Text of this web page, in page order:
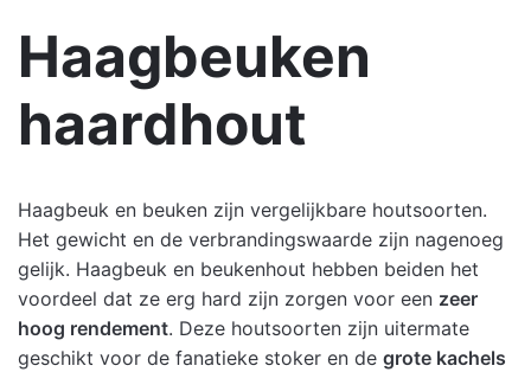
Haagbeuken
haardhout
Haagbeuk en beuken zijn vergelijkbare houtsoorten.
Het gewicht en de verbrandingswaarde zijn nagenoeg
gelijk. Haagbeuk en beukenhout hebben beiden het
voordeel dat ze erg hard zijn zorgen voor een zeer
hoog rendement. Deze houtsoorten zijn uitermate
geschikt voor de fanatieke stoker en de grote kachels
Weight 12 kg